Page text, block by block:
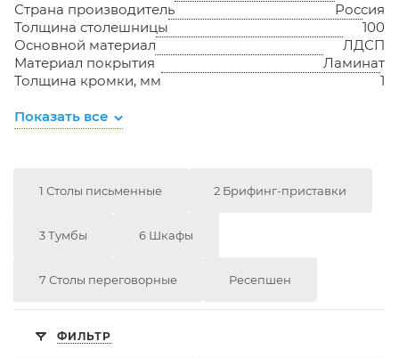
Страна производитель
Россия
Толщина столешницы
100
Основной материал
ЛДСП
Материал покрытия
Ламинат
Толщина кромки, мм
1
Показать все
1 Столы письменные 2 Брифинг-приставки
3 Тумбы 6 Шкафы
7 Столы переговорные Ресепшен
ФИЛЬТР